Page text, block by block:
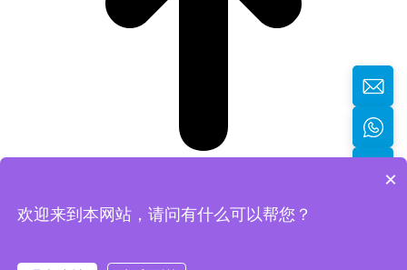
×
欢迎来到本网站，请问有什么可以帮您？